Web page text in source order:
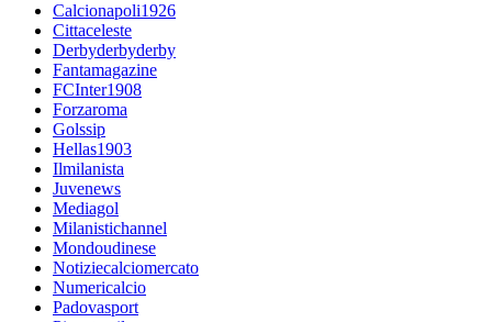
Calcionapoli1926
Cittaceleste
Derbyderbyderby
Fantamagazine
FCInter1908
Forzaroma
Golssip
Hellas1903
Ilmilanista
Juvenews
Mediagol
Milanistichannel
Mondoudinese
Notiziecalciomercato
Numericalcio
Padovasport